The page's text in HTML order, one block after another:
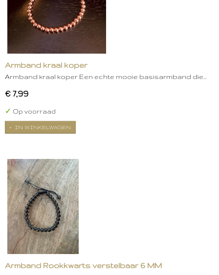
Armband kraal koper
Armband kraal koper Een echte mooie basisarmband die…
€ 7,99
✓ Op voorraad
IN WINKELWAGEN
Armband Rookkwarts verstelbaar 6 MM